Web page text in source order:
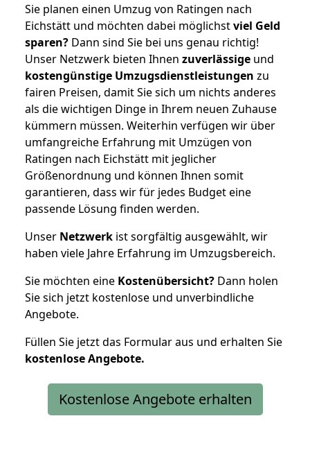
Sie planen einen Umzug von Ratingen nach
Eichstätt und möchten dabei möglichstviel Geld
sparen? Dann sind Sie bei uns genau richtig!
Unser Netzwerk bieten Ihnen zuverlässige und
kostengünstige Umzugsdienstleistungen zu
fairen Preisen, damit Sie sich um nichts anderes
als die wichtigen Dinge in Ihrem neuen Zuhause
kümmern müssen. Weiterhin verfügen wir über
umfangreiche Erfahrung mit Umzügen von
Ratingen nach Eichstätt mit jeglicher
Größenordnung und können Ihnen somit
garantieren, dass wir für jedes Budget eine
passende Lösung finden werden.
Unser Netzwerk ist sorgfältig ausgewählt, wir
haben viele Jahre Erfahrung im Umzugsbereich.
Sie möchten eine Kostenübersicht? Dann holen
Sie sich jetzt kostenlose und unverbindliche
Angebote.
Füllen Sie jetzt das Formular aus und erhalten Sie
kostenloseAngebote.
Kostenlose Angebote erhalten